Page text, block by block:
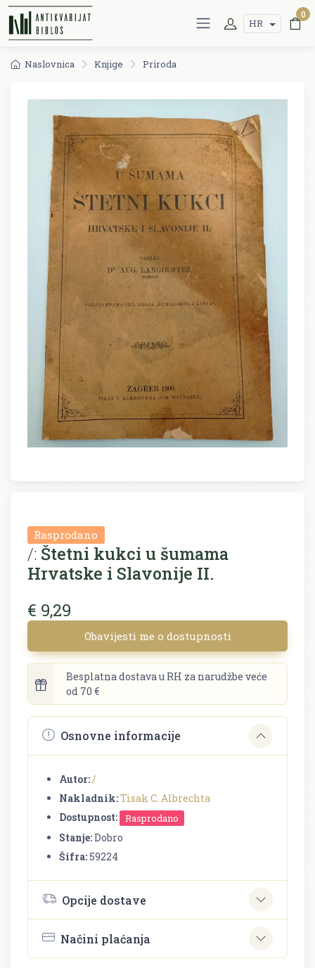
HR
0
Naslovnica Knjige Priroda
Rasprodano
/: Štetni kukci u šumama
Hrvatske i Slavonije II.
€ 9,29
Obavijesti me o dostupnosti
Besplatna dostava u RH za narudžbe veće
od 70 €
Osnovne informacije
Autor:/
Nakladnik:Tisak C. Albrechta
Dostupnost:
Rasprodano
Stanje:Dobro
Šifra:59224
Opcije dostave
Načini plaćanja